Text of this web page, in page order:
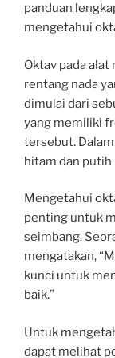
panduan
mengetahui
Oktav pada
rentang nada
dimulai dari
yang memiliki
tersebut.
hitam dan putih
Mengetahui
penting untuk
seimbang.
mengatakan,
kunci untuk
baik.”
Untuk
dapat melihat